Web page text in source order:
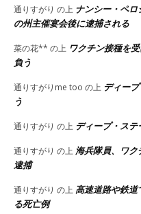
通りすがり の上 ナンシー・ペ
の州主催宴会後に逮捕される
菜の花** の上 ワクチン接種を
負う
通りすがりme too の上 ディー
う
通りすがり の上 ディープ・ス
通りすがり の上 海兵隊員、ワ
逮捕
通りすがり の上 高速道路や鉄
る死亡例